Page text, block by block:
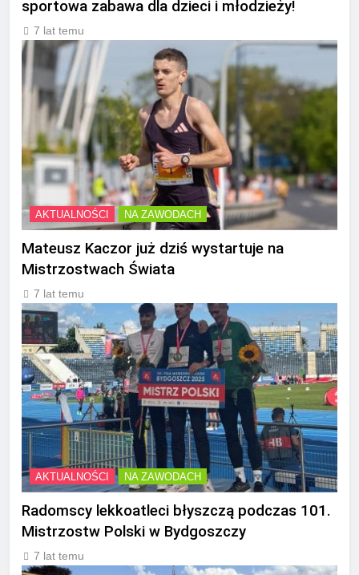
sportowa zabawa dla dzieci i młodzieży!
7 lat temu
AKTUALNOŚCI NA ZAWODACH
Mateusz Kaczor już dziś wystartuje na
Mistrzostwach Świata
7 lat temu
AKTUALNOŚCI NA ZAWODACH
Radomscy lekkoatleci błyszczą podczas 101.
Mistrzostw Polski w Bydgoszczy
7 lat temu